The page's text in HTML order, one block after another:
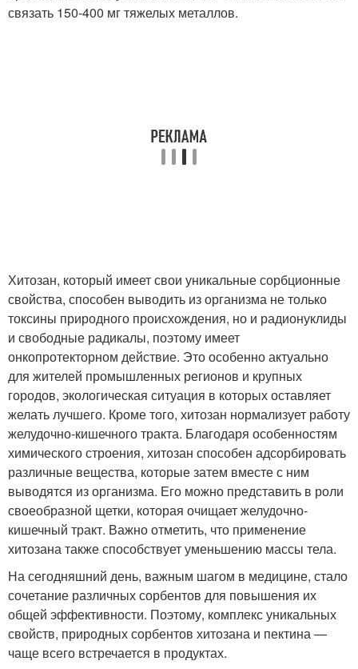
связать 150-400 мг тяжелых металлов.
Хитозан, который имеет свои уникальные сорбционные
свойства, способен выводить из организма не только
токсины природного происхождения, но и радионуклиды
и свободные радикалы, поэтому имеет
онкопротекторном действие. Это особенно актуально
для жителей промышленных регионов и крупных
городов, экологическая ситуация в которых оставляет
желать лучшего. Кроме того, хитозан нормализует работу
желудочно-кишечного тракта. Благодаря особенностям
химического строения, хитозан способен адсорбировать
различные вещества, которые затем вместе с ним
выводятся из организма. Его можно представить в роли
своеобразной щетки, которая очищает желудочно-
кишечный тракт. Важно отметить, что применение
хитозана также способствует уменьшению массы тела.
На сегодняшний день, важным шагом в медицине, стало
сочетание различных сорбентов для повышения их
общей эффективности. Поэтому, комплекс уникальных
свойств, природных сорбентов хитозана и пектина —
чаще всего встречается в продуктах.